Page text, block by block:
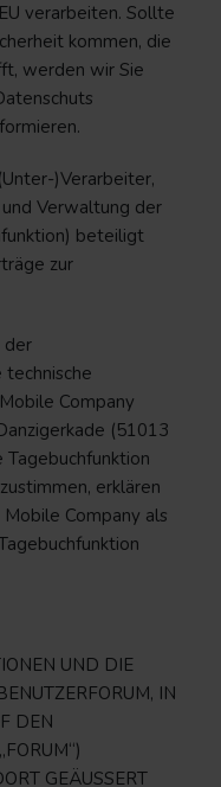
verarbeiten. Sollte
kommen, die
werden wir Sie
)Verarbeiter,
Verwaltung der
beteiligt
zur
der
Company
(51013
erklären
Company als
UND DIE
IN
DEN
GEÄUSSERT